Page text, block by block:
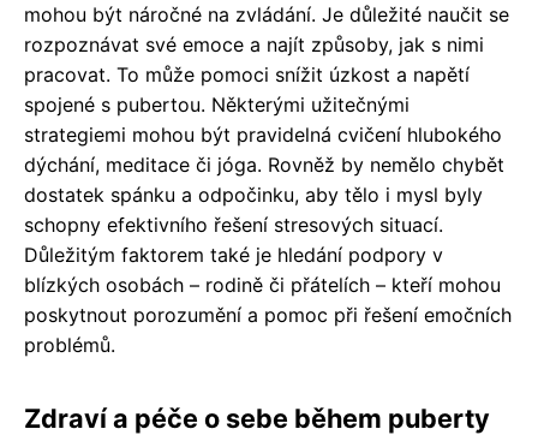
mohou být náročné na zvládání. Je důležité naučit se
rozpoznávat své emoce a najít způsoby, jak s nimi
pracovat. To může pomoci snížit úzkost a napětí
spojené s pubertou. Některými užitečnými
strategiemi mohou být pravidelná cvičení hlubokého
dýchání, meditace či jóga. Rovněž by nemělo chybět
dostatek spánku a odpočinku, aby tělo i mysl byly
schopny efektivního řešení stresových situací.
Důležitým faktorem také je hledání podpory v
blízkých osobách – rodině či přátelích – kteří mohou
poskytnout porozumění a pomoc při řešení emočních
problémů.
Zdraví a péče o sebe během puberty